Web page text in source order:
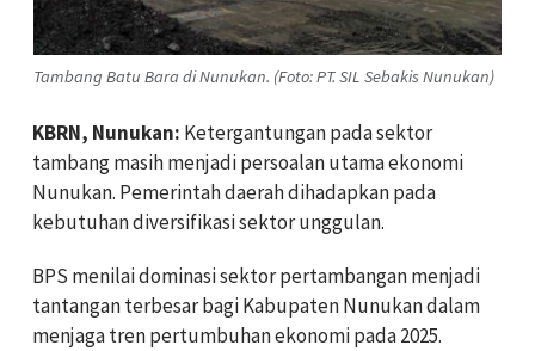
Tambang Batu Bara di Nunukan. (Foto: PT. SIL Sebakis Nunukan)
KBRN, Nunukan: Ketergantungan pada sektor
tambang masih menjadi persoalan utama ekonomi
Nunukan. Pemerintah daerah dihadapkan pada
kebutuhan diversifikasi sektor unggulan.
BPS menilai dominasi sektor pertambangan menjadi
tantangan terbesar bagi Kabupaten Nunukan dalam
menjaga tren pertumbuhan ekonomi pada 2025.